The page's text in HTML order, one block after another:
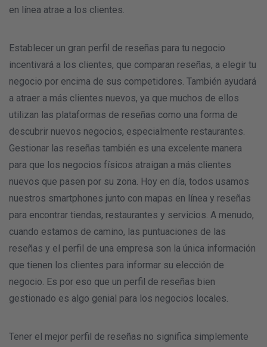
en línea atrae a los clientes.
Establecer un gran perfil de reseñas para tu negocio
incentivará a los clientes, que comparan reseñas, a elegir tu
negocio por encima de sus competidores. También ayudará
a atraer a más clientes nuevos, ya que muchos de ellos
utilizan las plataformas de reseñas como una forma de
descubrir nuevos negocios, especialmente restaurantes.
Gestionar las reseñas también es una excelente manera
para que los negocios físicos atraigan a más clientes
nuevos que pasen por su zona. Hoy en día, todos usamos
nuestros smartphones junto con mapas en línea y reseñas
para encontrar tiendas, restaurantes y servicios. A menudo,
cuando estamos de camino, las puntuaciones de las
reseñas y el perfil de una empresa son la única información
que tienen los clientes para informar su elección de
negocio. Es por eso que un perfil de reseñas bien
gestionado es algo genial para los negocios locales.
Tener el mejor perfil de reseñas no significa simplemente